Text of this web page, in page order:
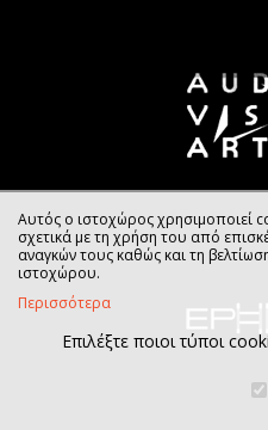
Αυτός ο ιστοχώρος χρησιμοποιεί
σχετικά με τη χρήση του από
αναγκών τους καθώς και τη
ιστοχώρου.
Περισσότερα
Επιλέξτε ποιοι τύποι